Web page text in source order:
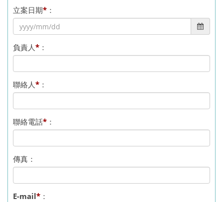
立案日期* ：
負責人* ：
聯絡人* ：
聯絡電話* ：
傳真：
E-mail* ：